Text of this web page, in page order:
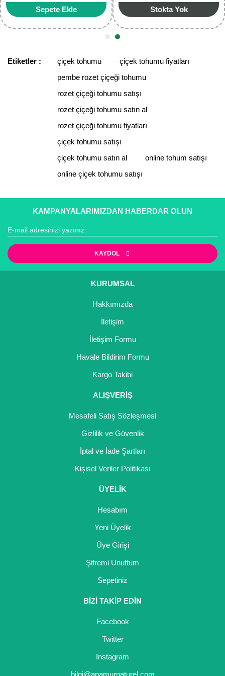
Stokta Yok
Stokta Yok
Etiketler : çiçek tohumu
çiçek tohumu fiyatları
pembe rozet çiçeği tohumu
rozet çiçeği tohumu satışı
rozet çiçeği tohumu satın al
rozet çiçeği tohumu fiyatları
çiçek tohumu satışı
çiçek tohumu satın al
online tohum satışı
online çiçek tohumu satışı
KAMPANYALARIMIZDAN HABERDAR OLUN
KAYDOL
KURUMSAL
Hakkımızda
İletişim
İletişim Formu
Havale Bildirim Formu
Kargo Takibi
ALIŞVERİŞ
Mesafeli Satış Sözleşmesi
Gizlilik ve Güvenlik
İptal ve İade Şartları
Kişisel Veriler Politikası
ÜYELİK
Hesabım
Yeni Üyelik
Üye Girişi
Şifremi Unuttum
Sepetiniz
BİZİ TAKİP EDİN
Facebook
Twitter
Instagram